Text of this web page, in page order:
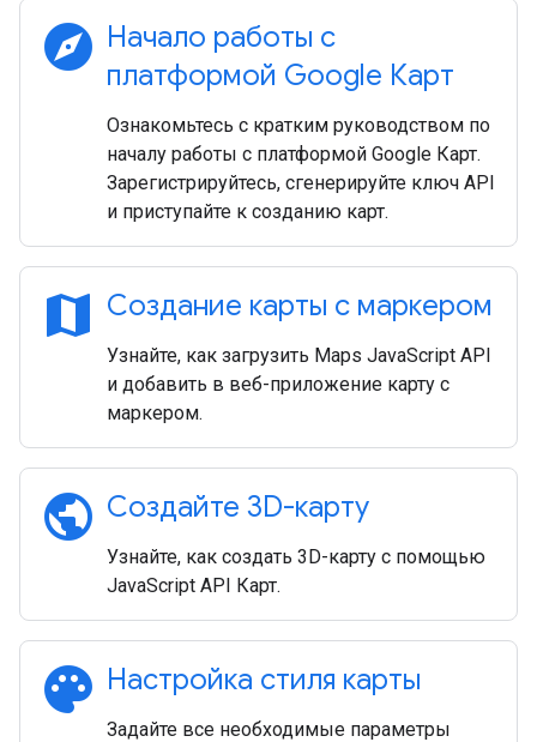
explore Начало работы с
платформой Google Карт
Ознакомьтесь с кратким руководством по
началу работы с платформой Google Карт.
Зарегистрируйтесь, сгенерируйте ключ API
и приступайте к созданию карт.
map Создание карты с маркером
Узнайте, как загрузить Maps JavaScript API
и добавить в веб-приложение карту с
маркером.
public Создайте 3D-карту
Узнайте, как создать 3D-карту с помощью
JavaScript API Карт.
palette Настройка стиля карты
Задайте все необходимые параметры